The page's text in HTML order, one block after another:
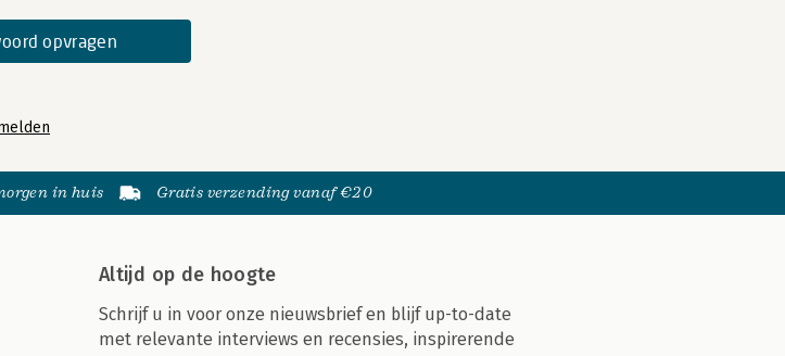
in huis Gratis verzending vanaf €20
Altijd op de hoogte
Schrijf u in voor onze nieuwsbrief en blijf up-to-date
met relevante interviews en recensies, inspirerende